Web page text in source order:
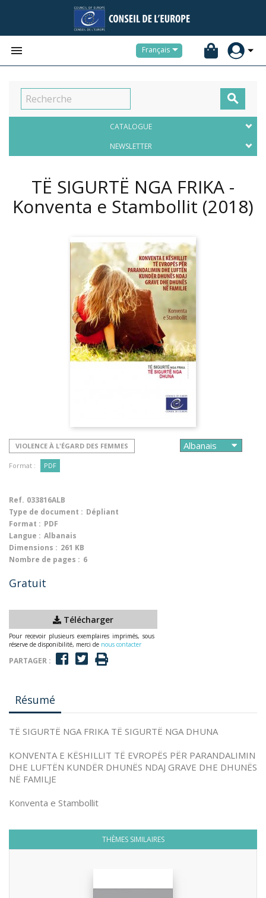
 Français

CATALOGUE
NEWSLETTER
TË SIGURTË NGA FRIKA -
Konventa e Stambollit (2018)
VIOLENCE À L'ÉGARD DES FEMMES
Format : PDF
Ref. 033816ALB
Type de document : Dépliant
Format : PDF
Langue : Albanais
Dimensions : 261 KB
Nombre de pages : 6
Gratuit
Télécharger
Pour recevoir plusieurs exemplaires imprimés, sous
réserve de disponibilité, merci de nous contacter
PARTAGER :
Résumé
TË SIGURTË NGA FRIKA TË SIGURTË NGA DHUNA
KONVENTA E KËSHILLIT TË EVROPËS PËR PARANDALIMIN
DHE LUFTËN KUNDËR DHUNËS NDAJ GRAVE DHE DHUNËS
NË FAMILJE
Konventa e Stambollit
THÈMES SIMILAIRES